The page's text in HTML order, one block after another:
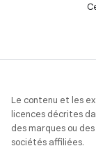
Le contenu et les
licences décrites
des marques ou
sociétés affiliées.